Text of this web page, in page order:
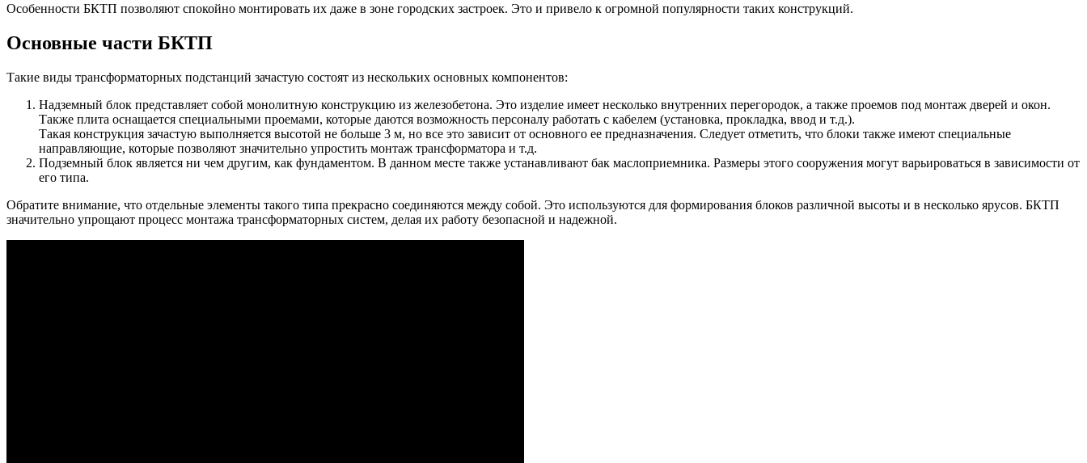
Особенности БКТП позволяют спокойно монтировать их даже в зоне городских застроек. Это и привело к огромной популярности таких конструкций.
Основные части БКТП
Такие виды трансформаторных подстанций зачастую состоят из нескольких основных компонентов:
Надземный блок представляет собой монолитную конструкцию из железобетона. Это изделие имеет несколько внутренних перегородок, а также проемов под монтаж дверей и окон.
Также плита оснащается специальными проемами, которые даются возможность персоналу работать с кабелем (установка, прокладка, ввод и т.д.).
Такая конструкция зачастую выполняется высотой не больше 3 м, но все это зависит от основного ее предназначения. Следует отметить, что блоки также имеют специальные
направляющие, которые позволяют значительно упростить монтаж трансформатора и т.д.
Подземный блок является ни чем другим, как фундаментом. В данном месте также устанавливают бак маслоприемника. Размеры этого сооружения могут варьироваться в зависимости от
его типа.
Обратите внимание, что отдельные элементы такого типа прекрасно соединяются между собой. Это используются для формирования блоков различной высоты и в несколько ярусов. БКТП
значительно упрощают процесс монтажа трансформаторных систем, делая их работу безопасной и надежной.